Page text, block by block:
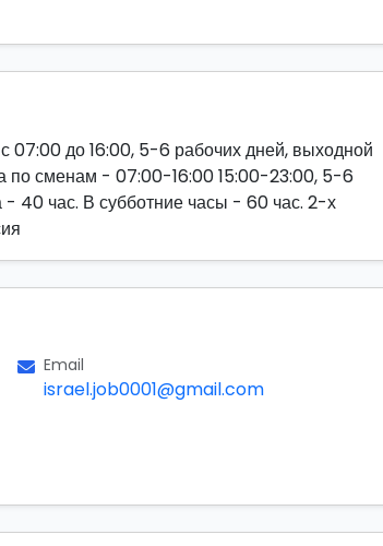
07:00 до 16:00, 5-6 рабочих дней, выходной
по сменам - 07:00-16:00 15:00-23:00, 5-6
40 час. В субботние часы - 60 час. 2-х
Email
israel.job0001@gmail.com